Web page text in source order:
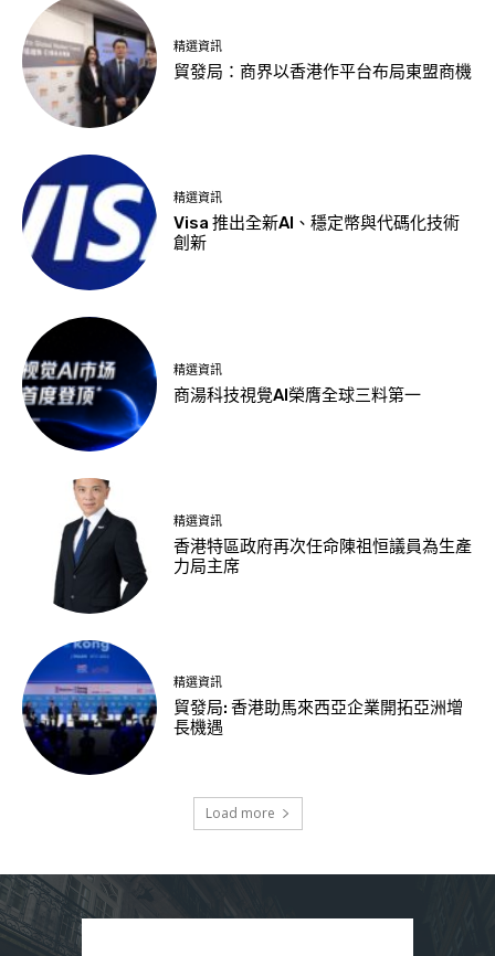
精選資訊
貿發局：商界以香港作平台布局東盟商機
精選資訊
Visa 推出全新AI、穩定幣與代碼化技術
創新
精選資訊
商湯科技視覺AI榮膺全球三料第一
精選資訊
香港特區政府再次任命陳祖恒議員為生產
力局主席
精選資訊
貿發局: 香港助馬來西亞企業開拓亞洲增
長機遇
Load more